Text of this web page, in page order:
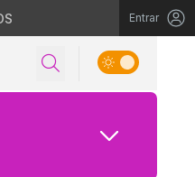
Entrar